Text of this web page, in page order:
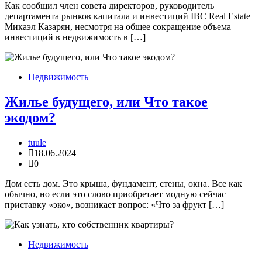
Как сообщил член совета директоров, руководитель
департамента рынков капитала и инвестиций IBC Real Estate
Микаэл Казарян, несмотря на общее сокращение объема
инвестиций в недвижимость в […]
Недвижимость
Жилье будущего, или Что такое
экодом?
tuule
18.06.2024
0
Дом есть дом. Это крыша, фундамент, стены, окна. Все как
обычно, но если это слово приобретает модную сейчас
приставку «эко», возникает вопрос: «Что за фрукт […]
Недвижимость